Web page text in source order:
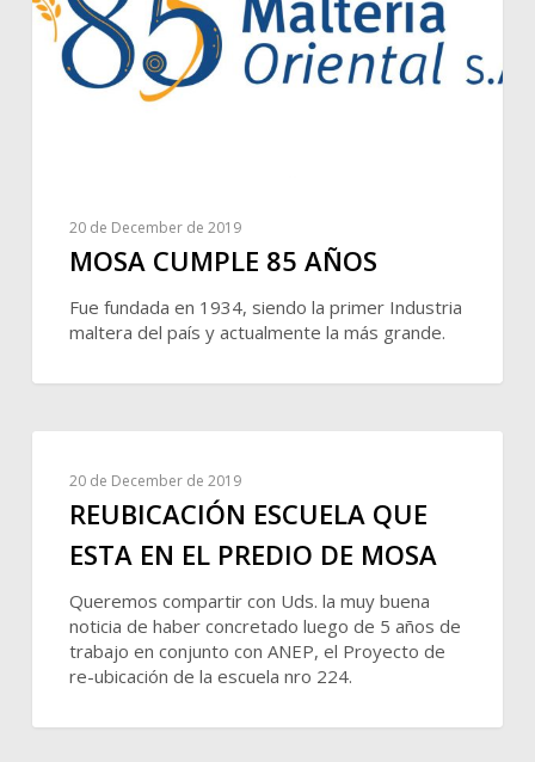
20 de December de 2019
MOSA CUMPLE 85 AÑOS
Fue fundada en 1934, siendo la primer Industria
maltera del país y actualmente la más grande.
20 de December de 2019
REUBICACIÓN ESCUELA QUE
ESTA EN EL PREDIO DE MOSA
Queremos compartir con Uds. la muy buena
noticia de haber concretado luego de 5 años de
trabajo en conjunto con ANEP, el Proyecto de
re-ubicación de la escuela nro 224.